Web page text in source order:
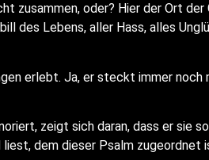
zusam­men, oder? Hier der Ort
des Lebens, aller Hass, alles
erlebt. Ja, er steckt immer noch
zeigt sich dar­an, dass er sie
liest, dem die­ser Psalm